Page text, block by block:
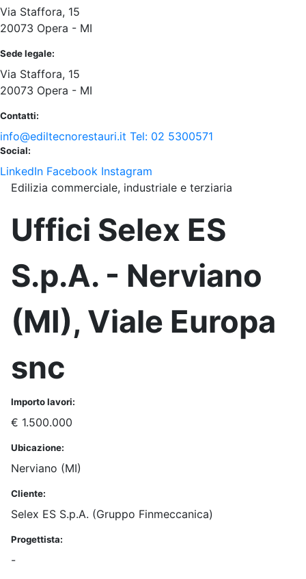
Via Staffora, 15
20073 Opera - MI
Sede legale:
Via Staffora, 15
20073 Opera - MI
Contatti:
info@ediltecnorestauri.it Tel: 02 5300571
Social:
LinkedIn Facebook Instagram
Edilizia commerciale, industriale e terziaria
Uffici Selex ES
S.p.A. - Nerviano
(MI), Viale Europa
snc
Importo lavori:
€ 1.500.000
Ubicazione:
Nerviano (MI)
Cliente:
Selex ES S.p.A. (Gruppo Finmeccanica)
Progettista:
-